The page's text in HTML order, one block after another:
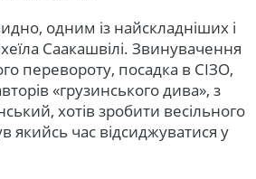
одним із найскладніших і
Саакашвілі. Звинувачення
перевороту, посадка в СІЗО,
«грузинського дива», з
хотів зробити весільного
час відсиджуватися у